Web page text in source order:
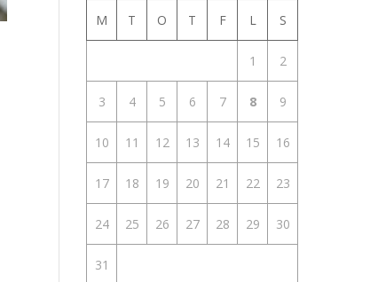
M T O T F L S
1 2
3 4 5 6 7 8 9
10 11 12 13 14 15 16
17 18 19 20 21 22 23
24 25 26 27 28 29 30
31